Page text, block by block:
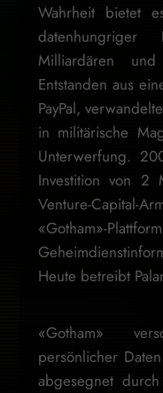
Wahrheit bietet
datenhungriger
Milliardären und
Entstanden aus
PayPal,
in militärische
Unterwerfung.
Investition von 2
Venture-Capital-
«Gotham»-
Heute betreibt
«Gotham»
persönlicher
abgesegnet